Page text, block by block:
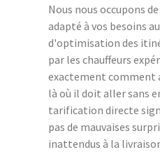
Nous nous occupons
adapté à vos besoins
d'optimisation des
par les chauffeurs
exactement comment
là où il doit aller sans
tarification directe
pas de mauvaises
inattendus à la